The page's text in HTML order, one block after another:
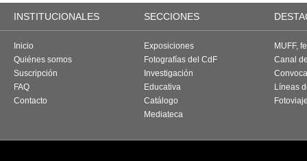
INSTITUCIONALES SECCIONES
Inicio
Quiénes somos
Suscripción
FAQ
Contacto
Exposiciones
Fotografías del CdF
Investigación
Educativa
Catálogo
Mediateca
MUFF,
Canal
Líneas